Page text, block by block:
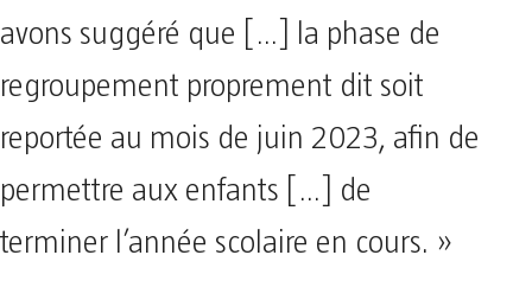
avons suggéré que […] la phase de
regroupement proprement dit soit
reportée au mois de juin 2023, afin de
permettre aux enfants […] de
terminer l’année scolaire en cours. »